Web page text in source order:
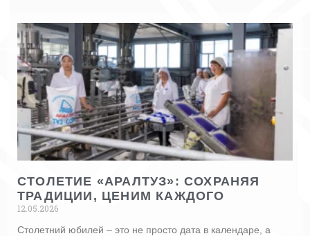
СТОЛЕТИЕ «АРАЛТУЗ»: СОХРАНЯЯ
ТРАДИЦИИ, ЦЕНИМ КАЖДОГО
12.05.2026
Столетний юбилей – это не просто дата в календаре, а